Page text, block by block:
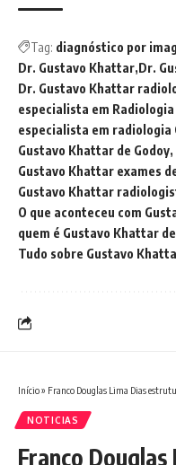
Tag: diagnóstico por
Dr. Gustavo Khattar Dr.
Dr. Gustavo Khattar
especialista em
especialista em radiologia
Gustavo Khattar de Godoy
Gustavo Khattar exames
Gustavo Khattar
O que aconteceu com
quem é Gustavo Khattar
Tudo sobre Gustavo
Início» Franco Douglas Lima Dias estruturou o
NOTICIAS
Franco